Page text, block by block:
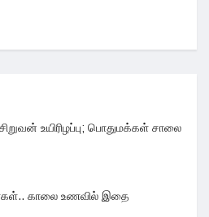
உயிரிழப்பு; பொதுமக்கள் சாலை
காலை உணவில் இதை